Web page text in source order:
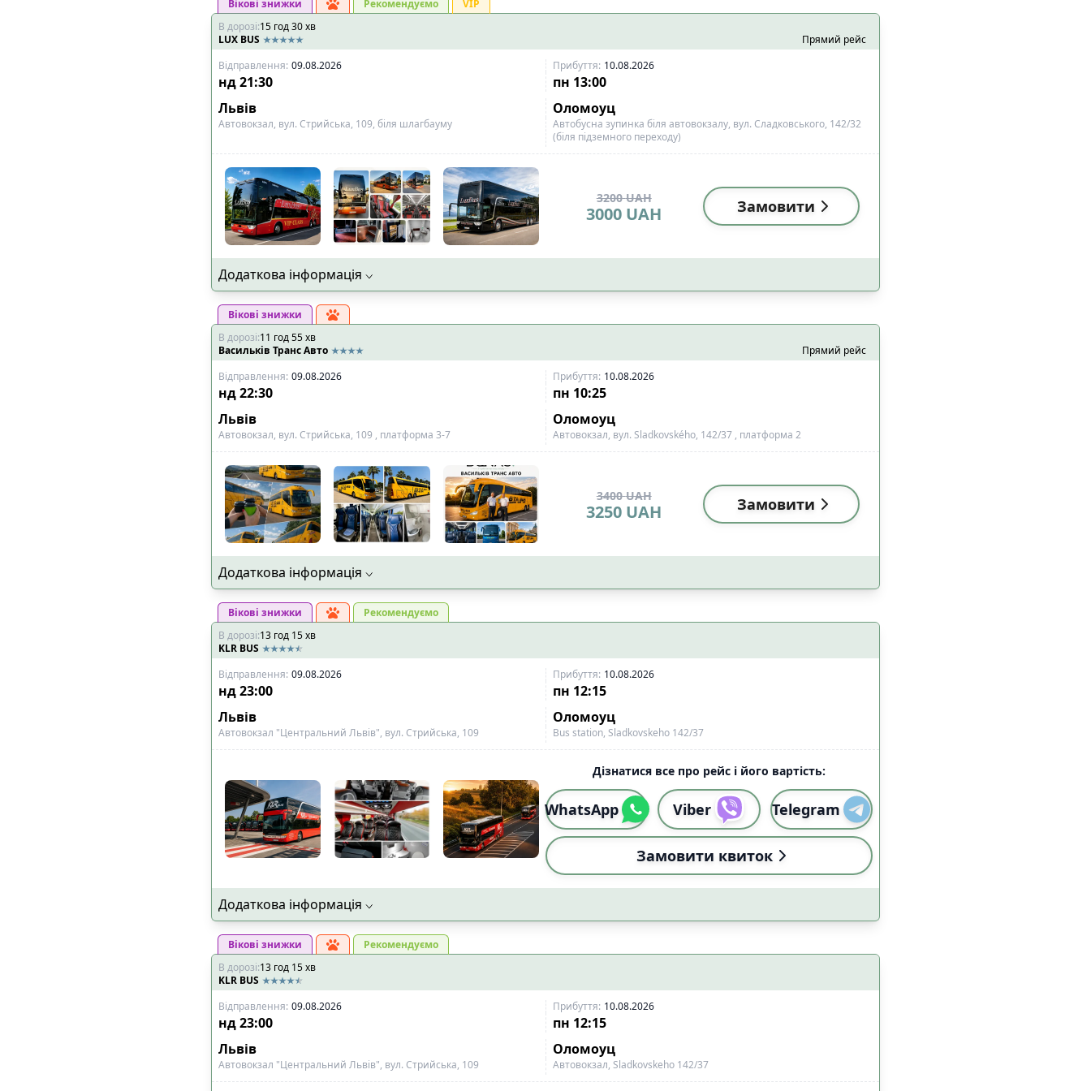
Вікові знижки Рекомендуємо
VIP
В дорозі:15 год30хв
LUX BUS
Прямий рейс
Відправлення: 09.08.2026 Прибуття: 10.08.2026
нд21:30 пн 13:00
Львів
Оломоуц
Автовокзал, вул. Стрийська, 109, біля шлагбауму
Автобусна зупинка біля автовокзалу, вул. Сладковського, 142/32
(біля підземного переходу)
3200 UAH
3000 UAH Замовити
Додаткова інформація
Вікові знижки
В дорозі:11 год55хв
Васильків Транс Авто
Прямий рейс
Відправлення: 09.08.2026 Прибуття: 10.08.2026
нд22:30 пн 10:25
Львів
Оломоуц
Автовокзал, вул. Стрийська, 109 , платформа 3-7 Автовокзал, вул. Sladkovského, 142/37 , платформа 2
3400 UAH
3250 UAH Замовити
Додаткова інформація
Вікові знижки
Рекомендуємо
В дорозі:13 год 15хв
KLR BUS
Відправлення: 09.08.2026 Прибуття: 10.08.2026
нд23:00 пн 12:15
Львів
Оломоуц
Автовокзал "Центральний Львів", вул. Стрийська, 109 Bus station, Sladkovskeho 142/37
Дізнатися все про рейс і його вартість:
WhatsApp Viber Telegram
Замовити квиток
Додаткова інформація
Вікові знижки
Рекомендуємо
В дорозі:13 год 15хв
KLR BUS
Відправлення: 09.08.2026 Прибуття: 10.08.2026
нд23:00 пн 12:15
Львів
Оломоуц
Автовокзал "Центральний Львів", вул. Стрийська, 109 Автовокзал, Sladkovskeho 142/37